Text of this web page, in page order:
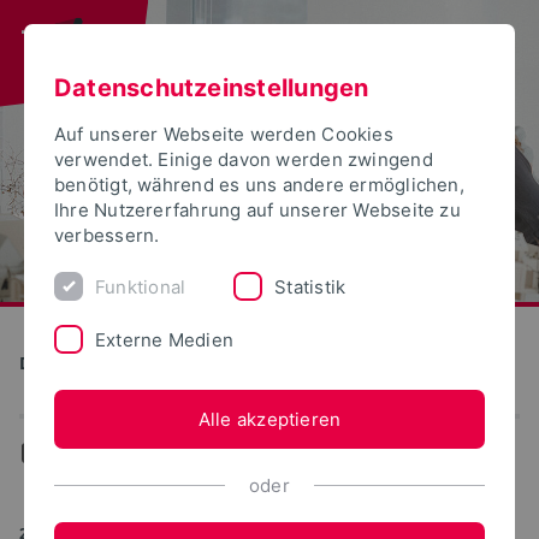
Detmolder Schule für Gestaltung
... News
23.11.2016
Datenschutzeinstellungen
Auf unserer Webseite werden Cookies
verwendet. Einige davon werden zwingend
benötigt, während es uns andere ermöglichen,
Ihre Nutzererfahrung auf unserer Webseite zu
verbessern.
Funktional Statistik
Externe Medien
Alle akzeptieren
oder